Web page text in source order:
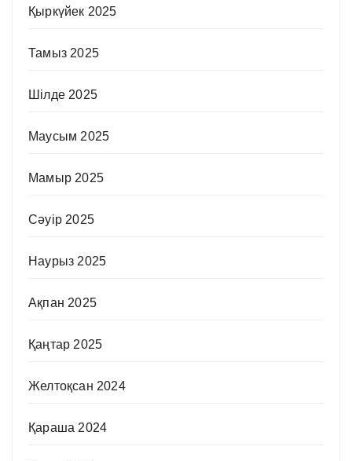
Қыркүйек 2025
Тамыз 2025
Шілде 2025
Маусым 2025
Мамыр 2025
Сәуір 2025
Наурыз 2025
Ақпан 2025
Қаңтар 2025
Желтоқсан 2024
Қараша 2024